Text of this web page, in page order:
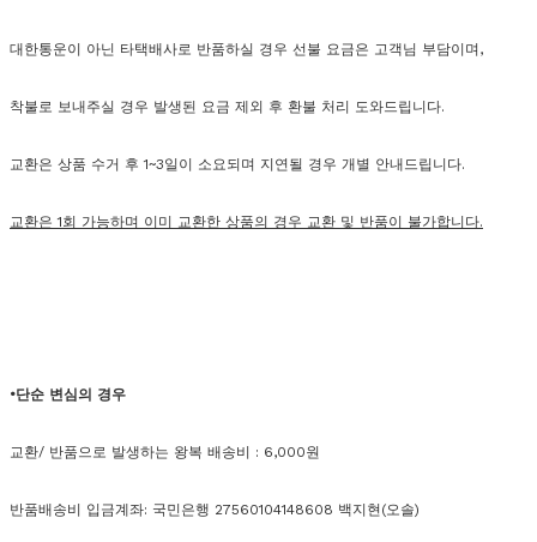
대한통운이 아닌 타택배사로 반품하실 경우 선불 요금은 고객님 부담이며,
착불로 보내주실 경우 발생된 요금 제외 후 환불 처리 도와드립니다.
교환은 상품 수거 후 1~3일이 소요되며 지연될 경우 개별 안내드립니다.
교환은 1회 가능하며 이미 교환한 상품의 경우 교환 및 반품이 불가합니다.
•단순 변심의 경우
교환/ 반품으로 발생하는 왕복 배송비 : 6,000원
반품배송비 입금계좌: 국민은행 27560104148608 백지현(오솔)